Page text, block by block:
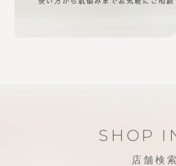
SHOP
店舗検索